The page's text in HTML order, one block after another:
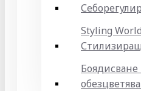
Styling
Боядисване